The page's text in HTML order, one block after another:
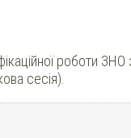
роботи ЗНО з
сесія).